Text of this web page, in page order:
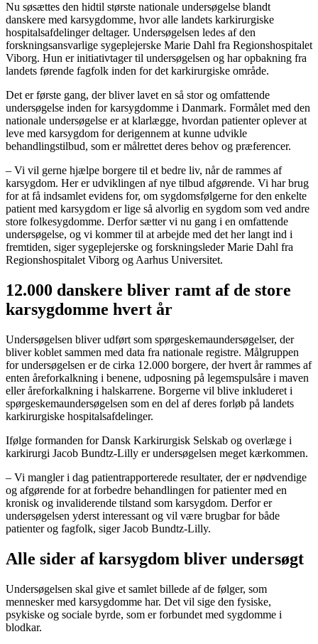
Nu søsættes den hidtil største nationale undersøgelse blandt
danskere med karsygdomme, hvor alle landets karkirurgiske
hospitalsafdelinger deltager. Undersøgelsen ledes af den
forskningsansvarlige sygeplejerske Marie Dahl fra Regionshospitalet
Viborg. Hun er initiativtager til undersøgelsen og har opbakning fra
landets førende fagfolk inden for det karkirurgiske område.
Det er første gang, der bliver lavet en så stor og omfattende
undersøgelse inden for karsygdomme i Danmark. Formålet med den
nationale undersøgelse er at klarlægge, hvordan patienter oplever at
leve med karsygdom for derigennem at kunne udvikle
behandlingstilbud, som er målrettet deres behov og præferencer.
– Vi vil gerne hjælpe borgere til et bedre liv, når de rammes af
karsygdom. Her er udviklingen af nye tilbud afgørende. Vi har brug
for at få indsamlet evidens for, om sygdomsfølgerne for den enkelte
patient med karsygdom er lige så alvorlig en sygdom som ved andre
store folkesygdomme. Derfor sætter vi nu gang i en omfattende
undersøgelse, og vi kommer til at arbejde med det her langt ind i
fremtiden, siger sygeplejerske og forskningsleder Marie Dahl fra
Regionshospitalet Viborg og Aarhus Universitet.
12.000 danskere bliver ramt af de store
karsygdomme hvert år
Undersøgelsen bliver udført som spørgeskemaundersøgelser, der
bliver koblet sammen med data fra nationale registre. Målgruppen
for undersøgelsen er de cirka 12.000 borgere, der hvert år rammes af
enten åreforkalkning i benene, udposning på legemspulsåre i maven
eller åreforkalkning i halskarrene. Borgerne vil blive inkluderet i
spørgeskemaundersøgelsen som en del af deres forløb på landets
karkirurgiske hospitalsafdelinger.
Ifølge formanden for Dansk Karkirurgisk Selskab og overlæge i
karkirurgi Jacob Bundtz-Lilly er undersøgelsen meget kærkommen.
– Vi mangler i dag patientrapporterede resultater, der er nødvendige
og afgørende for at forbedre behandlingen for patienter med en
kronisk og invaliderende tilstand som karsygdom. Derfor er
undersøgelsen yderst interessant og vil være brugbar for både
patienter og fagfolk, siger Jacob Bundtz-Lilly.
Alle sider af karsygdom bliver undersøgt
Undersøgelsen skal give et samlet billede af de følger, som
mennesker med karsygdomme har. Det vil sige den fysiske,
psykiske og sociale byrde, som er forbundet med sygdomme i
blodkar.